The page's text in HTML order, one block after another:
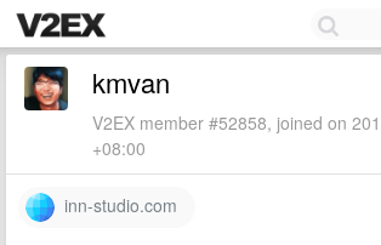
kmvan
V2EX member #52858, joined on
+08:00
inn-studio.com